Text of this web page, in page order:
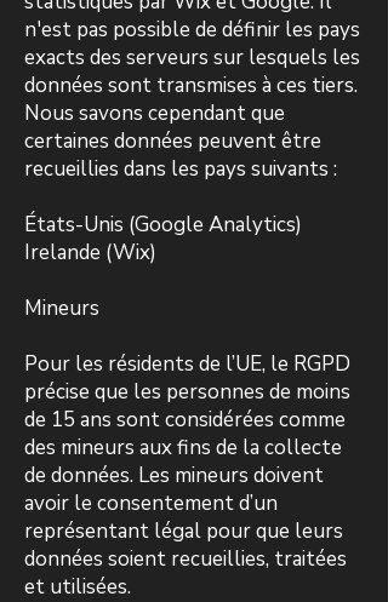
n'est pas possible de définir les pays
exacts des serveurs sur lesquels les
données sont transmises à ces tiers.
Nous savons cependant que
certaines données peuvent être
recueillies dans les pays suivants :
États-Unis (Google Analytics)
Irelande (Wix)
Mineurs
Pour les résidents de l’UE, le RGPD
précise que les personnes de moins
de 15 ans sont considérées comme
des mineurs aux fins de la collecte
de données. Les mineurs doivent
avoir le consentement d’un
représentant légal pour que leurs
données soient recueillies, traitées
et utilisées.